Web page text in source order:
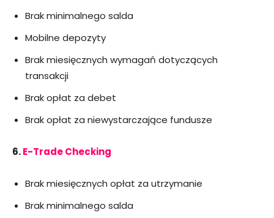
Brak minimalnego salda
Mobilne depozyty
Brak miesięcznych wymagań dotyczących
transakcji
Brak opłat za debet
Brak opłat za niewystarczające fundusze
6.E-Trade Checking
Brak miesięcznych opłat za utrzymanie
Brak minimalnego salda